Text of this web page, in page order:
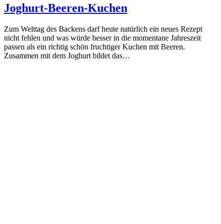
Joghurt-Beeren-Kuchen
Zum Welttag des Backens darf heute natürlich ein neues Rezept
nicht fehlen und was würde besser in die momentane Jahreszeit
passen als ein richtig schön fruchtiger Kuchen mit Beeren.
Zusammen mit dem Joghurt bildet das…